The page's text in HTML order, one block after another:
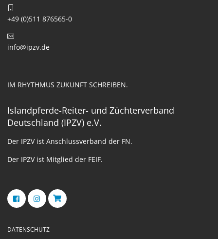
+49 (0)511 876565-0
info@ipzv.de
IM RHYTHMUS ZUKUNFT SCHREIBEN.
Islandpferde-Reiter- und Züchterverband
Deutschland (IPZV) e.V.
Der IPZV ist Anschlussverband der FN.
Der IPZV ist Mitglied der FEIF.
DATENSCHUTZ